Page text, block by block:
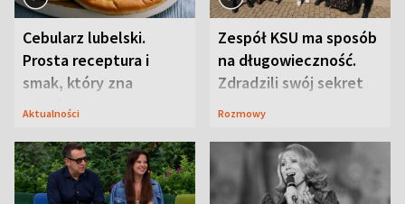
Cebularz lubelski.
Prosta receptura i
smak, który zna
Lubelszczyzna
Aktualności
Zespół KSU ma sposób
na długowieczność.
Zdradzili swój sekret
Rozmowy